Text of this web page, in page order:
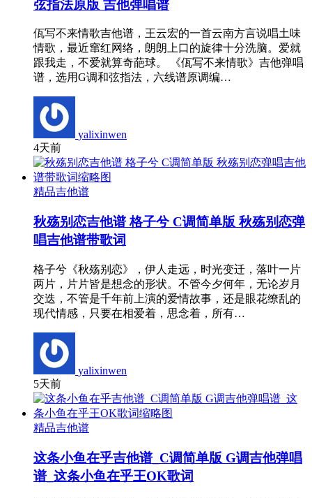
弦指法原版 吉他弹唱谱
佤写不来情歌吉他谱，王云宏的一首云南方言说唱土味
情歌，最近窜红网络，朗朗上口的旋律十分洗脑。爱就
跟我走，不爱就算奇葩球。 《佤写不来情歌》吉他弹唱
谱，选用G调和弦指法，六线谱原调编…
yalixinwen
4天前
精品吉他谱
秋殇别恋吉他谱 格子兮 C调简单版 秋殇别恋弹
唱吉他谱带歌词
格子兮《秋殇别恋》，伊人走远，时光变迁，落叶一片
两片，片片皆是想念的形状。不管今夕何年，无论岁月
交迭，不管是千年前上演的爱情故事，还是眼花缭乱的
现代情感，只要在相爱着，思念着，所有…
yalixinwen
5天前
精品吉他谱
这条小鱼在乎吉他谱_C调简单版 G调吉他弹唱
谱_这条小鱼在乎王OK歌词